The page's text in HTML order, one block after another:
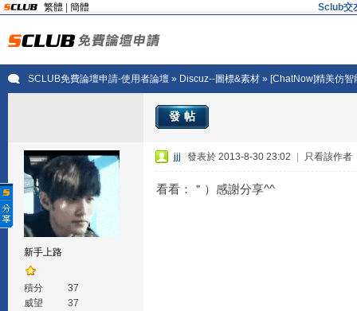
繁體 簡體 Sclub交
SCLUB免費論壇申請-使用者論壇» Discuz--圖標&素材» [ChatNow]精美仿智
發帖
新手上路
積分
37
威望
37
jjj 發表於 2013-8-30 23:02 只看該作者
看看：＂）感謝分享^^